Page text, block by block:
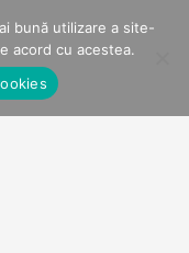
bună utilizare a site-
acord cu acestea.